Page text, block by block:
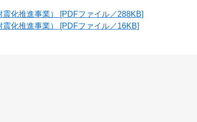
化推進事業） [PDFファイル／288KB]
化推進事業） [PDFファイル／16KB]